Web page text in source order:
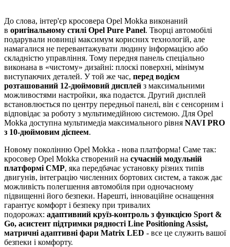
До слова, інтер'єр кросовера Opel Mokka виконаний
в оригінальному стилі Opel Pure Panel. Творці автомобілі
подарували новинці максимум корисних технологій, але
намагалися не перевантажувати людину інформацією або
складністю управління. Тому передня панель спеціально
виконана в «чистому» дизайні: плоскі поверхні, мінімум
виступаючих деталей. У той же час, перед водієм
розташований 12-дюймовий дисплей з максимальними
можливостями настройки, яка подаєтся. Другий дисплей
встановлюється по центру передньої панелі, він є сенсорним і
відповідає за роботу з мультимедійною системою. Для Opel
Mokka доступна мультимедіа максимального рівня NAVI PRO
з 10-дюймовим діспеем.
Новому поколінню Opel Mokka - нова платформа! Саме так:
кросовер Opel Mokka створений на сучасній модульній
платформі СМР, яка передбачає установку різних типів
двигунів, інтеграцію численних бортових систем, а також дає
можливість полегшення автомобіля при одночасному
підвищенні його безпеки. Нарешті, інноваційне оснащення
гарантує комфорт і безпеку при тривалих
подорожах: адаптивний круїз-контроль з функцією Sport &
Go, асистент підтримки рядності Line Positioning Assist,
матричні адаптивні фари Matrix LED - все це служить вашої
безпеки і комфорту.